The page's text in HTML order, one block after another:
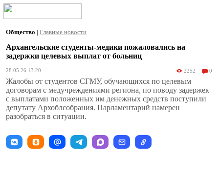
Общество | Главные новости
Архангельские студенты-медики пожаловались на
задержки целевых выплат от больниц
28.05.26 13:20 2252 0
Жалобы от студентов СГМУ, обучающихся по целевым
договорам с медучреждениями региона, по поводу задержек
с выплатами положенных им денежных средств поступили
депутату Архоблсобрания. Парламентарий намерен
разобраться в ситуации.